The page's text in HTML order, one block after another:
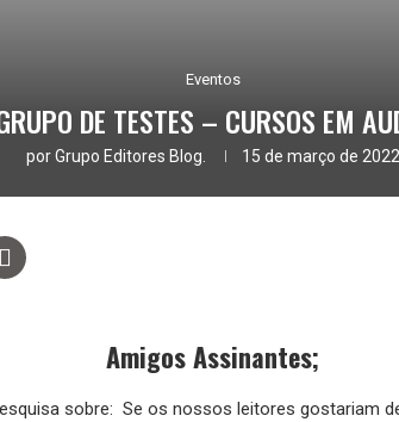
Eventos
DE TESTES – CURSOS EM
porGrupo Editores Blog. 15 de março de 2022
Amigos Assinantes;
sobre: Se os nossos leitores gostariam